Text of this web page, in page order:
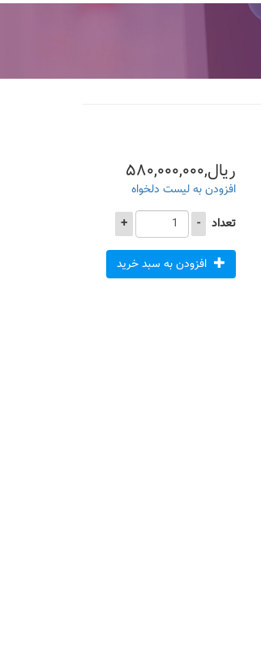
ریال,۵۸۰,۰۰۰,۰۰۰
افزودن به لیست دلخواه
تعداد
-
+
افزودن به سبد خرید